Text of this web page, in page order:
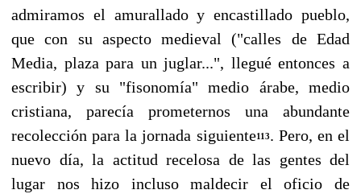
admiramos el amu­rallado y encastillado pueblo,
que con su aspecto medieval ("calles de Edad
Media, plaza para un juglar...", llegué entonces a
escribir) y su "fisonomía" medio árabe, medio
cristiana, parecía prometernos una abundante
recolección para la jornada siguiente113. Pero, en el
nuevo día, la actitud recelosa de las gentes del
lugar nos hizo incluso maldecir el oficio de